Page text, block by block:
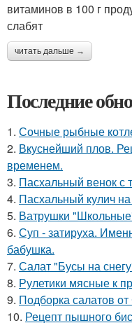
витаминов в 100 г
слабят
читать дальше →
Последние
1. Сочные рыбные
2. Вкуснейший плов.
временем.
3. Пасхальный венок с
4. Пасхальный кулич
5. Ватрушки
6. Суп - затируха.
бабушка.
7. Салат "Бусы на
8. Рулетики мясные к
9. Подборка салатов
10. Рецепт пышного